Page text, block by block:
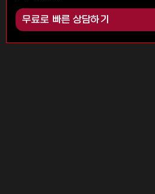
무료로 빠른 상담하기